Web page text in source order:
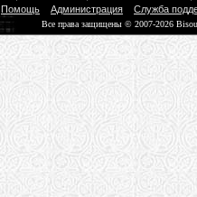
Помощь Администрация Служба
Все права защищены © 2007-2026